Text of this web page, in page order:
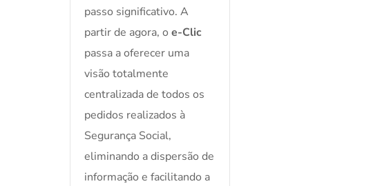
passo significativo. A
partir de agora, o e-Clic
passa a oferecer uma
visão totalmente
centralizada de todos os
pedidos realizados à
Segurança Social,
eliminando a dispersão de
informação e facilitando a